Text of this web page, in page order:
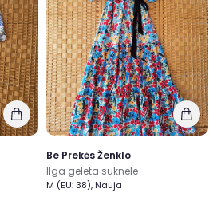
Be Prekės Ženklo
Ilga geleta suknele
M (EU: 38), Nauja